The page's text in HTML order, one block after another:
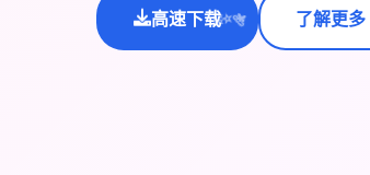
高速下载
✨⭐💫 了解更多